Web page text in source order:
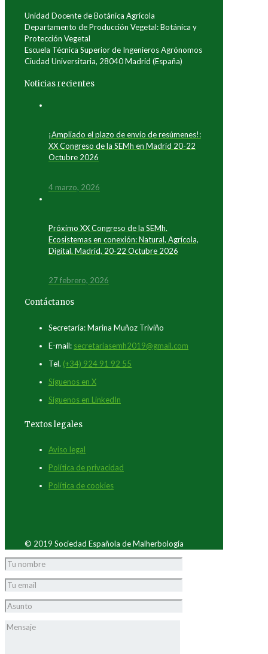
Unidad Docente de Botánica Agrícola
Departamento de Producción Vegetal: Botánica y
Protección Vegetal
Escuela Técnica Superior de Ingenieros Agrónomos
Ciudad Universitaria, 28040 Madrid (España)
Noticias recientes
¡Ampliado el plazo de envío de resúmenes!:
XX Congreso de la SEMh en Madrid 20-22
Octubre 2026
4 marzo, 2026
Próximo XX Congreso de la SEMh.
Ecosistemas en conexión: Natural, Agrícola,
Digital. Madrid, 20-22 Octubre 2026
27 febrero, 2026
Contáctanos
Secretaría: Marina Muñoz Triviño
E-mail: secretariasemh2019@gmail.com
Tel. (+34) 924 91 92 55
Síguenos en X
Síguenos en LinkedIn
Textos legales
Aviso legal
Política de privacidad
Política de cookies
© 2019 Sociedad Española de Malherbología